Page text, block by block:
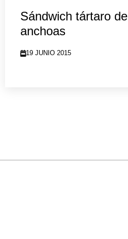
Sándwich tártaro de
anchoas
19 JUNIO 2015